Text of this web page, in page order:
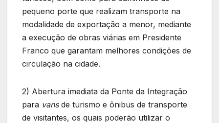
pequeno porte que realizam transporte na
modalidade de exportação a menor, mediante
a execução de obras viárias em Presidente
Franco que garantam melhores condições de
circulação na cidade.
2) Abertura imediata da Ponte da Integração
para vansde turismo e ônibus de transporte
de visitantes, os quais poderão utilizar o